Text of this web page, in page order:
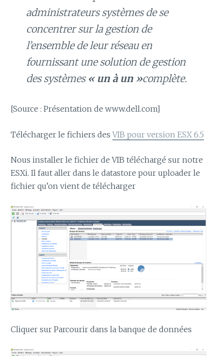
administrateurs systèmes de se
concentrer sur la gestion de
l’ensemble de leur réseau en
fournissant une solution de gestion
des systèmes « un à un »complète.
[Source : Présentation de www.dell.com]
Télécharger le fichiers desVIB pour version ESX 6.5
Nous installer le fichier de VIB téléchargé sur notre
ESXi. Il faut aller dans le datastore pour uploader le
fichier qu’on vient de télécharger
Cliquer sur Parcourir dans la banque de données